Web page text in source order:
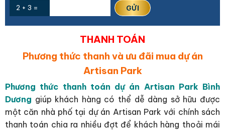
2 + 3 =
THANH TOÁN
Phương thức thanh và ưu đãi mua dự án
Artisan Park
Phương thức thanh toán dự án Artisan Park Bình
Dương giúp khách hàng có thể dễ dàng sở hữu được
một căn nhà phố tại dự án Artisan Park với chính sách
thanh toán chia ra nhiều đợt để khách hàng thoải mái